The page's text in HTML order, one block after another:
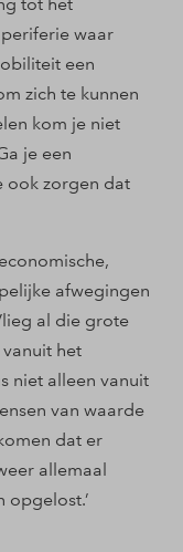
waar
een
zich te kunnen
kom je niet
je een
ook zorgen dat
afwegingen
al die grote
het
niet alleen vanuit
van waarde
dat er
allemaal